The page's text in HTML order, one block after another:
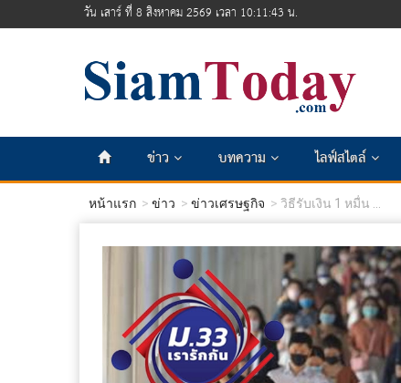
วัน เสาร์ ที่ 8 สิงหาคม 2569 เวลา 10:11:45 น.
ข่าว บทความ ไลฟ์สไตล์
หน้าแรก ข่าว ข่าวเศรษฐกิจ วิธีรับเงิน 1 หมื่น ...